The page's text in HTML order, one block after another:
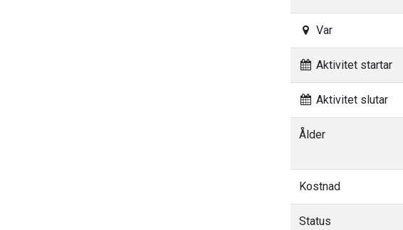
Var
Aktivitet startar
Aktivitet slutar
Ålder
Kostnad
Status